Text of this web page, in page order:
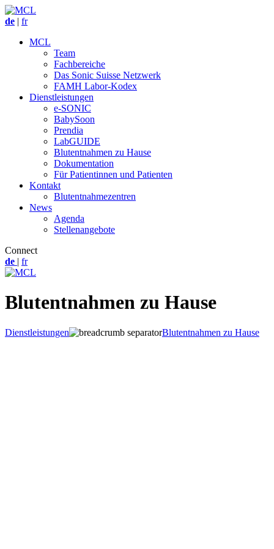
de | fr
MCL
Team
Fachbereiche
Das Sonic Suisse Netzwerk
FAMH Labor-Kodex
Dienstleistungen
e-SONIC
BabySoon
Prendia
LabGUIDE
Blutentnahmen zu Hause
Dokumentation
Für Patientinnen und Patienten
Kontakt
Blutentnahmezentren
News
Agenda
Stellenangebote
Connect
de | fr
Blutentnahmen zu Hause
Dienstleistungen Blutentnahmen zu Hause